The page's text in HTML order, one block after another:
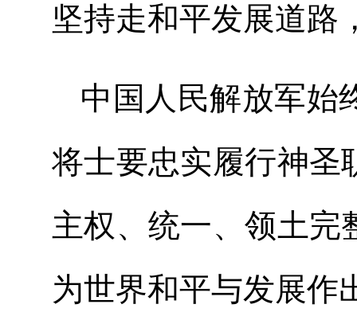
坚持走和平发展道
中国人民解放军始
将士要忠实履行神圣
主权、统一、领土完
为世界和平与发展